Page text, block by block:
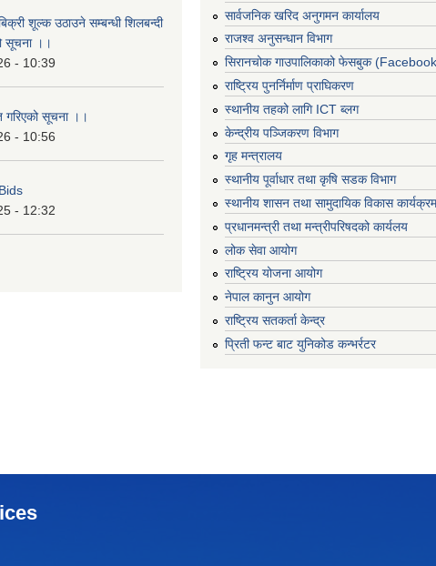
शूल्क उठाउने सम्बन्धी शिलबन्दी
सूचना ।।
- 10:39
गरिएको सूचना ।।
- 10:56
- 12:32
सार्वजनिक खरिद अनुगमन कार्यालय
राजश्व अनुसन्धान विभाग
सिरानचोक गाउपालिकाको फेसबुक
राष्ट्रिय पुनर्निर्माण प्राघिकरण
स्थानीय तहको लागि ICT ब्लग
केन्द्रीय पञ्जिकरण विभाग
गृह मन्त्रालय
स्थानीय पूर्वाधार तथा कृषि सडक विभाग
स्थानीय शासन तथा सामुदायिक विकास कार्यक्रम
प्रधानमन्त्री तथा मन्त्रीपरिषदको कार्यलय
लोक सेवा आयोग
राष्ट्रिय योजना आयोग
नेपाल कानुन आयोग
राष्ट्रिय सतकर्ता केन्द्र
प्रिती फन्ट बाट युनिकोड कन्भर्रटर